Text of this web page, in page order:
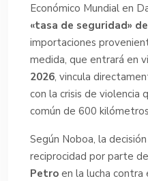
Económico Mundial en
«tasa de seguridad»
importaciones
medida, que entrará en
2026, vincula
con la crisis de violencia
común de 600
Según Noboa, la
reciprocidad por parte
Petro en la lucha contra